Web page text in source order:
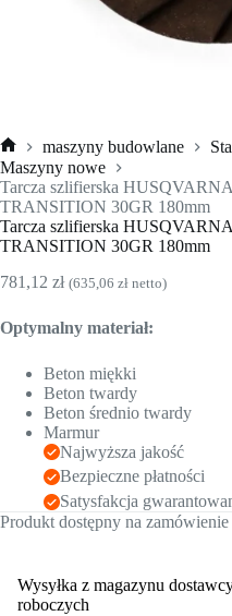
Strona
główna
maszyny budowlane
Maszyny nowe
Tarcza szlifierska
TRANSITION 30GR 180mm
Tarcza szlifierska
TRANSITION 30GR 180mm
781,12 zł (635,06 zł netto)
Optymalny materiał:
Beton miękki
Beton twardy
Beton średnio twardy
Marmur
Najwyższa jakość
Bezpieczne płatności
Satysfakcja
Produkt dostępny na zamówienie
Wysyłka z magazynu
roboczych